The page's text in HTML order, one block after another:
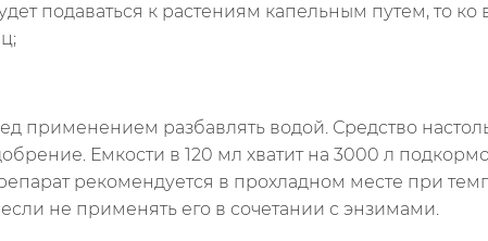
подаваться к растениям капельным путем, то
применением разбавлять водой. Средство
Емкости в 120 мл хватит на 3000 л
рекомендуется в прохладном месте при
не применять его в сочетании с энзимами.